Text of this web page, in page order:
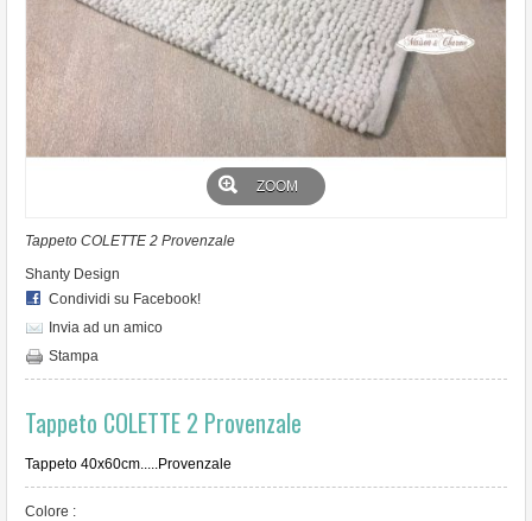
COMPLEMENTI ARREDO
CUCINE
CAMERETTE BAMBINI
PORTE INTERNE
ARREDO GIARDINO
PROMOZIONI
REGISTRATI
ZOOM
Tappeto COLETTE 2 Provenzale
Shanty Design
Condividi su Facebook!
Invia ad un amico
Stampa
Tappeto COLETTE 2 Provenzale
Tappeto 40x60cm.....Provenzale
Colore :